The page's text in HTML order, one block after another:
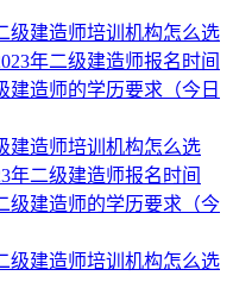
级建造师培训机构怎么选
年二级建造师报名时间
建造师的学历要求（今日
建造师培训机构怎么选
年二级建造师报名时间
级建造师的学历要求（今
级建造师培训机构怎么选